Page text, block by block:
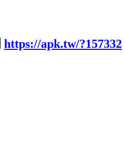
https://apk.tw/?157332